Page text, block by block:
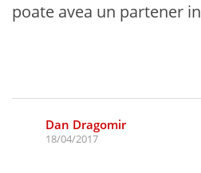
poate avea un partener in
Dan Dragomir
18/04/2017